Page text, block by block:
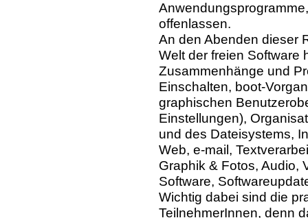
offenlassen.
An den Abenden dieser
Welt der freien Software
Zusammenhänge und
Einschalten, boot-
graphischen
Einstellungen),
und des Dateisystems,
Web, e-mail,
Graphik & Fotos, Audio,
Software,
Wichtig dabei sind die
TeilnehmerInnen, denn